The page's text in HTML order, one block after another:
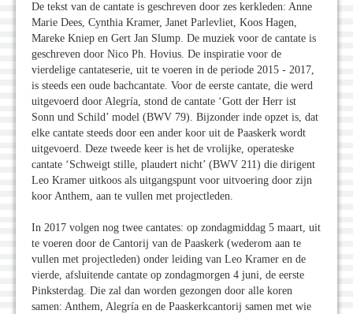
De tekst van de cantate is geschreven door zes kerkleden: Anne
Marie Dees, Cynthia Kramer, Janet Parlevliet, Koos Hagen,
Mareke Kniep en Gert Jan Slump. De muziek voor de cantate is
geschreven door Nico Ph. Hovius. De inspiratie voor de
vierdelige cantateserie, uit te voeren in de periode 2015 - 2017,
is steeds een oude bachcantate. Voor de eerste cantate, die werd
uitgevoerd door Alegría, stond de cantate ‘Gott der Herr ist
Sonn und Schild’ model (BWV 79). Bijzonder inde opzet is, dat
elke cantate steeds door een ander koor uit de Paaskerk wordt
uitgevoerd. Deze tweede keer is het de vrolijke, operateske
cantate ‘Schweigt stille, plaudert nicht’ (BWV 211) die dirigent
Leo Kramer uitkoos als uitgangspunt voor uitvoering door zijn
koor Anthem, aan te vullen met projectleden.
In 2017 volgen nog twee cantates: op zondagmiddag 5 maart, uit
te voeren door de Cantorij van de Paaskerk (wederom aan te
vullen met projectleden) onder leiding van Leo Kramer en de
vierde, afsluitende cantate op zondagmorgen 4 juni, de eerste
Pinksterdag. Die zal dan worden gezongen door alle koren
samen: Anthem, Alegría en de Paaskerkcantorij samen met wie